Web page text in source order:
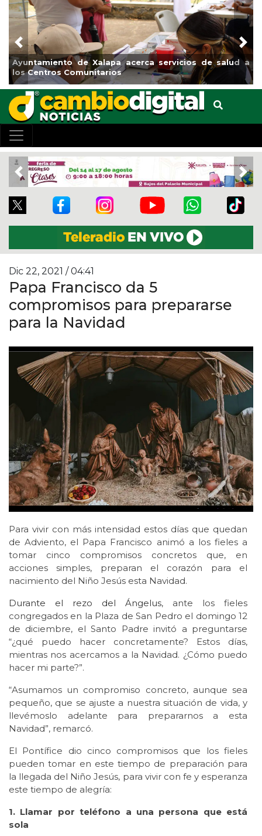
Ayuntamiento de Xalapa acerca servicios de salud a
los Centros Comunitarios
Previous
Previous
Dic 22, 2021 / 04:41
Papa Francisco da 5
compromisos para prepararse
para la Navidad
Para vivir con más intensidad estos días que quedan
de Adviento, el Papa Francisco animó a los fieles a
tomar cinco compromisos concretos que, en
acciones simples, preparan el corazón para el
nacimiento del Niño Jesús esta Navidad.
Durante el rezo del Ángelus, ante los fieles
congregados en la Plaza de San Pedro el domingo 12
de diciembre, el Santo Padre invitó a preguntarse
“¿qué puedo hacer concretamente? Estos días,
mientras nos acercamos a la Navidad. ¿Cómo puedo
hacer mi parte?”.
“Asumamos un compromiso concreto, aunque sea
pequeño, que se ajuste a nuestra situación de vida, y
llevémoslo adelante para prepararnos a esta
Navidad”, remarcó.
El Pontífice dio cinco compromisos que los fieles
pueden tomar en este tiempo de preparación para
la llegada del Niño Jesús, para vivir con fe y esperanza
este tiempo de alegría:
1. Llamar por teléfono a una persona que está
sola